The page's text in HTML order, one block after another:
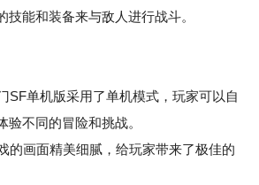
技能和装备来与敌人进行战斗。
SF单机版采用了单机模式，玩家可以自
验不同的冒险和挑战。
画面精美细腻，给玩家带来了极佳的